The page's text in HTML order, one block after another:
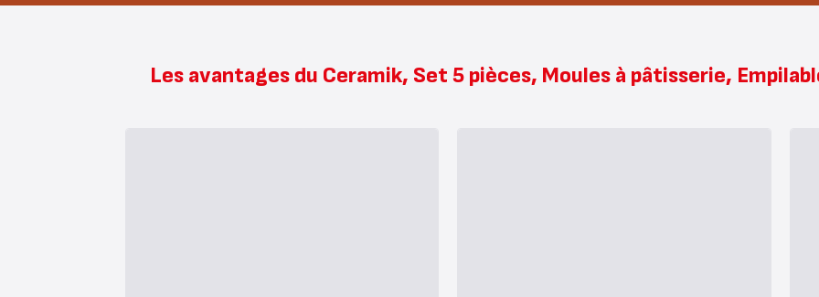
Les avantages du Ceramik, Set 5 pièces, Moules à pâtisserie,